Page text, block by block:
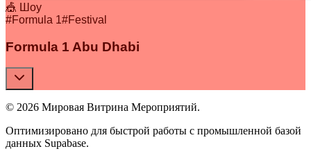
🎪 Шоу
#Formula 1#Festival
Formula 1 Abu Dhabi
© 2026 Мировая Витрина Мероприятий.
Оптимизировано для быстрой работы с промышленной базой
данных Supabase.